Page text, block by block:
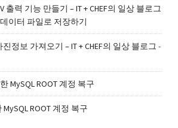
출력 기능 만들기 – IT + CHEF의 일상 블로그
이터 파일로 저장하기
정보 가져오기 – IT + CHEF의 일상 블로그 -
MySQL ROOT 계정 복구
ROOT 계정 복구